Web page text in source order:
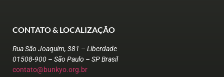
CONTATO & LOCALIZAÇÃO
Rua São Joaquim, 381 – Liberdade
01508-900 – São Paulo – SP Brasil
contato@bunkyo.org.br